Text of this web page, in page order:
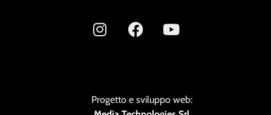
Progetto e sviluppo web: